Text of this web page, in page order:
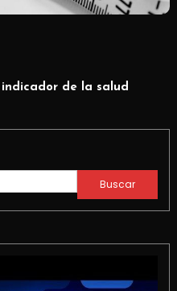
de la salud
Buscar: